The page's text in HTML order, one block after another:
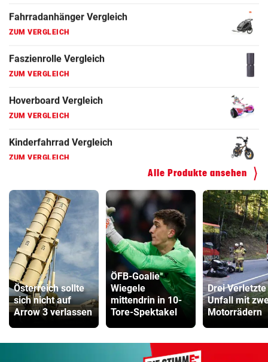
ZUM VERGLEICH
ZUM VERGLEICH
ZUM VERGLEICH
ZUM VERGLEICH
Alle Produkte ansehen
Österreich sollte
sich nicht auf
Arrow 3 verlassen
ÖFB-Goalie
Wiegele
mittendrin in 10-
Tore-Spektakel
Drei
Unfall mit
Motorrädern